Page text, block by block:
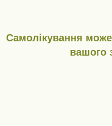
Самолікування
вашого